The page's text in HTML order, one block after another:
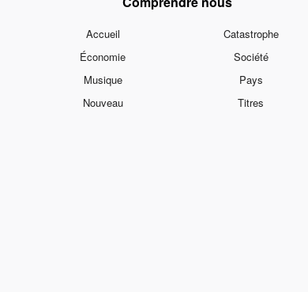
Accueil
Catastrophe
Économie
Société
Musique
Pays
Nouveau
Titres